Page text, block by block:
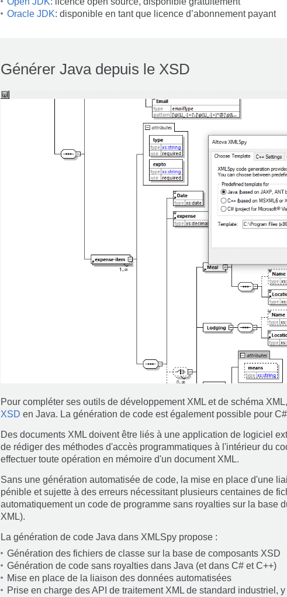
Oracle JDK: disponible en tant que licence d’abonnement payant
Générer Java depuis le XSD
Pour compléter ses outils de développement XML et de schéma
XSD en Java. La génération de code est également possible pour
Des documents XML doivent être liés à une application de logiciel
de rédiger des méthodes d'accès programmatiques à l'intérieur du
effectuer toute opération en mémoire d'un document XML.
Sans une génération automatisée de code, la mise en place d'une
pénible et sujette à des erreurs nécessitant plusieurs centaines de
automatiquement un code de programme sans royalties sur la base
XML).
La génération de code Java dans XMLSpy propose :
Génération des fichiers de classe sur la base de composants XSD
Génération de code sans royalties dans Java (et dans C# et C++)
Mise en place de la liaison des données automatisées
Prise en charge des API de traitement XML de standard industriel,